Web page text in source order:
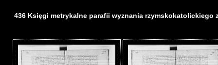
436 Księgi metrykalne parafii wyznania rzymskokatolickiego